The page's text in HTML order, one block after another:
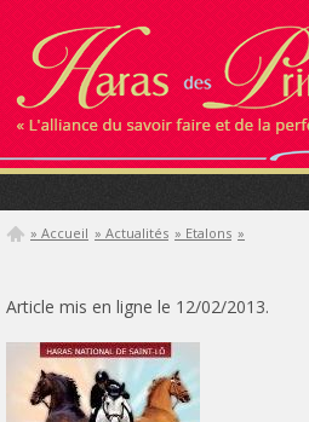
» Accueil » Actualités » Etalons »
Article mis en ligne le 12/02/2013.